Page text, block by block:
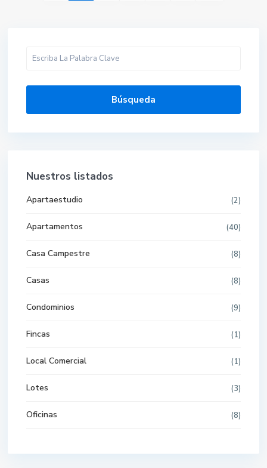
Búsqueda
Nuestros listados
Apartaestudio (2)
Apartamentos (40)
Casa Campestre (8)
Casas (8)
Condominios (9)
Fincas (1)
Local Comercial (1)
Lotes (3)
Oficinas (8)